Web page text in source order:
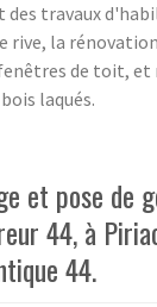
des travaux
rive, la
de toit,
laqués.
et pose de
44, à
44.